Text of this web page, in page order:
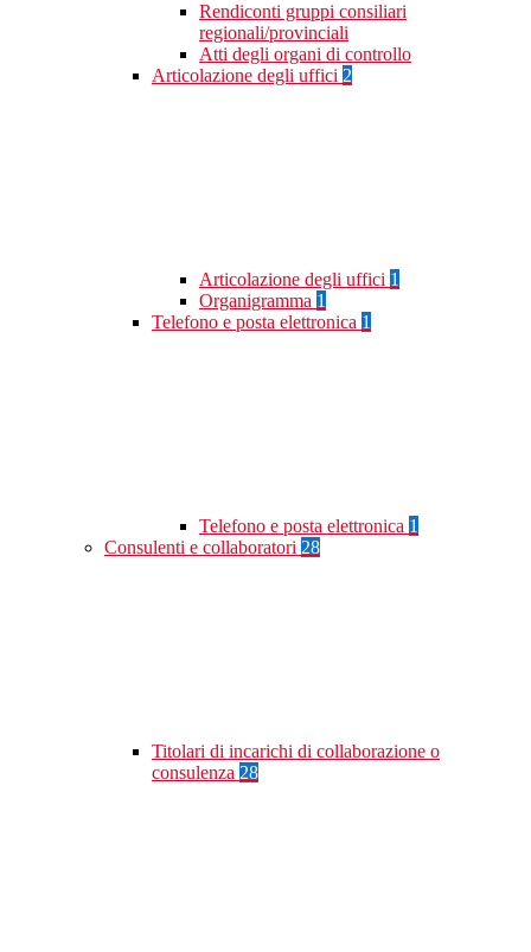
Rendiconti gruppi consiliari
regionali/provinciali
Atti degli organi di controllo
Articolazione degli uffici 2
Articolazione degli uffici 1
Organigramma 1
Telefono e posta elettronica 1
Telefono e posta elettronica 1
Consulenti e collaboratori 28
Titolari di incarichi di collaborazione o
consulenza 28